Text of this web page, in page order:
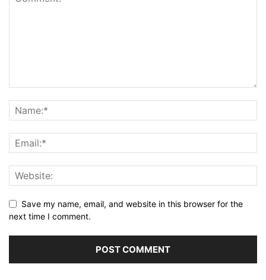
Save my name, email, and website in this browser for the
next time I comment.